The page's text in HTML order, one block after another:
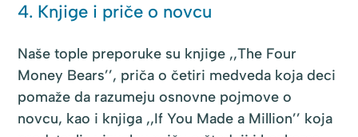
4. Knjige i priče o novcu
Naše tople preporuke su knjige ,,The Four
Money Bears’’, priča o četiri medveda koja deci
pomaže da razumeju osnovne pojmove o
novcu, kao i knjiga ,,If You Made a Million’’ koja